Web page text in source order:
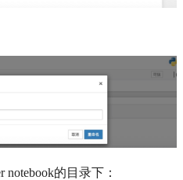
的目录下：